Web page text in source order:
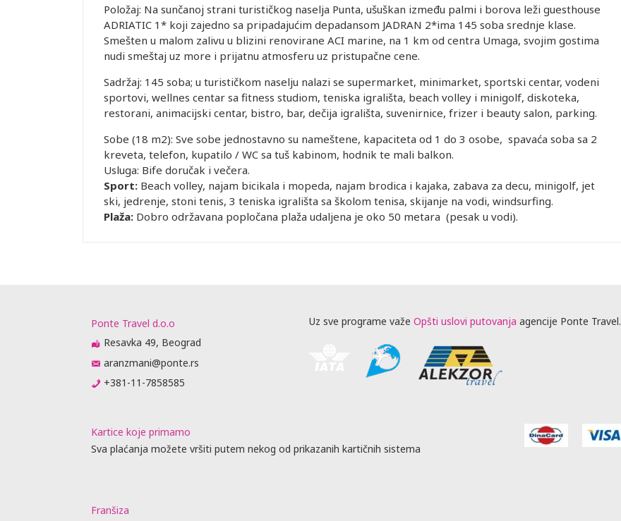
Položaj: Na sunčanoj strani turističkog naselja Punta, ušuškan između palmi i borova leži guesthouse
ADRIATIC 1* koji zajedno sa pripadajućim depadansom JADRAN 2*ima 145 soba srednje klase.
Smešten u malom zalivu u blizini renovirane ACI marine, na 1 km od centra Umaga, svojim gostima
nudi smeštaj uz more i prijatnu atmosferu uz pristupačne cene.
Sadržaj: 145 soba; u turističkom naselju nalazi se supermarket, minimarket, sportski centar, vodeni
sportovi, wellnes centar sa fitness studiom, teniska igrališta, beach volley i minigolf, diskoteka,
restorani, animacijski centar, bistro, bar, dečija igrališta, suvenirnice, frizer i beauty salon, parking.
Sobe (18 m2): Sve sobe jednostavno su nameštene, kapaciteta od 1 do 3 osobe, spavaća soba sa 2
kreveta, telefon, kupatilo / WC sa tuš kabinom, hodnik te mali balkon.
Usluga: Bife doručak i večera.
Sport: Beach volley, najam bicikala i mopeda, najam brodica i kajaka, zabava za decu, minigolf, jet
ski, jedrenje, stoni tenis, 3 teniska igrališta sa školom tenisa, skijanje na vodi, windsurfing.
Plaža: Dobro održavana popločana plaža udaljena je oko 50 metara (pesak u vodi).
Ponte Travel d.o.o
Resavka 49, Beograd
aranzmani@ponte.rs
+381-11-7858585
Uz sve programe važe Opšti uslovi putovanja agencije Ponte Travel.
Kartice koje primamo
Sva plaćanja možete vršiti putem nekog od prikazanih kartičnih sistema
Franšiza